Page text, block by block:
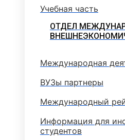
Учебная часть
ОТДЕЛ
Международная
ВУЗы партнеры
Международный
Информация для
студентов